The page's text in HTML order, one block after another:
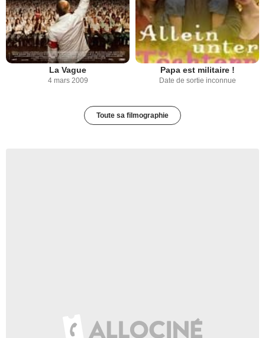
La Vague
4 mars 2009
Papa est militaire !
Date de sortie inconnue
Toute sa filmographie